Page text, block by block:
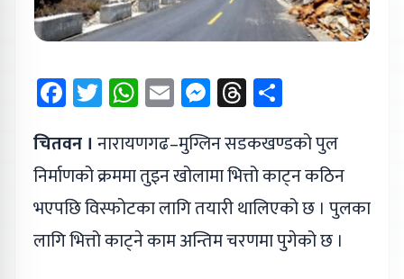
Facebook
Twitter
WhatsApp
EmailMessenger
Threads
चितवन । नारायणगढ–मुग्लिन सडकखण्डको पुल
निर्माणको क्रममा तुइन खोलामा भित्तो काट्न कठिन
भएपछि विस्फोटका लागि तयारी थालिएको छ । पुलका
लागि भित्तो काट्ने काम अन्तिम चरणमा पुगेको छ ।